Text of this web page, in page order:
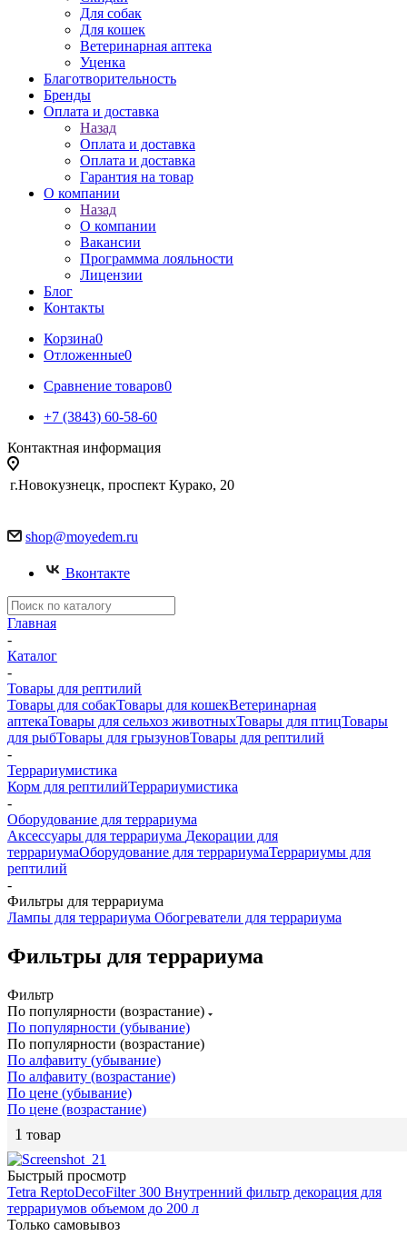
Для собак
Для кошек
Ветеринарная аптека
Уценка
Благотворительность
Бренды
Оплата и доставка
Назад
Оплата и доставка
Оплата и доставка
Гарантия на товар
О компании
Назад
О компании
Вакансии
Программма лояльности
Лицензии
Блог
Контакты
Корзина0
Отложенные0
Сравнение товаров0
+7 (3843) 60-58-60
Контактная информация
г.Новокузнецк, проспект Курако, 20
shop@moyedem.ru
Вконтакте
Главная
-
Каталог
-
Товары для рептилий
Товары для собакТовары для кошекВетеринарная
аптекаТовары для сельхоз животныхТовары для птицТовары
для рыбТовары для грызуновТовары для рептилий
-
Террариумистика
Корм для рептилийТеррариумистика
-
Оборудование для террариума
Аксессуары для террариума Декорации для
террариумаОборудование для террариумаТеррариумы для
рептилий
-
Фильтры для террариума
Лампы для террариума Обогреватели для террариума
Фильтры для террариума
Фильтр
По популярности (возрастание)
По популярности (убывание)
По популярности (возрастание)
По алфавиту (убывание)
По алфавиту (возрастание)
По цене (убывание)
По цене (возрастание)
1 товар
Быстрый просмотр
Tetra ReptoDecoFilter 300 Внутренний фильтр декорация для
террариумов объемом до 200 л
Только самовывоз